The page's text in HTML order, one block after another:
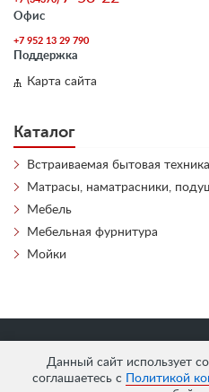
Данный сайт использует
соглашаетесь с
Политикой
Офис
+7 952 13 29 790
Поддержка
Карта сайта
Каталог
Встраиваемая бытовая техника
Матрасы, наматрасники,
Мебель
Мебельная фурнитура
Мойки